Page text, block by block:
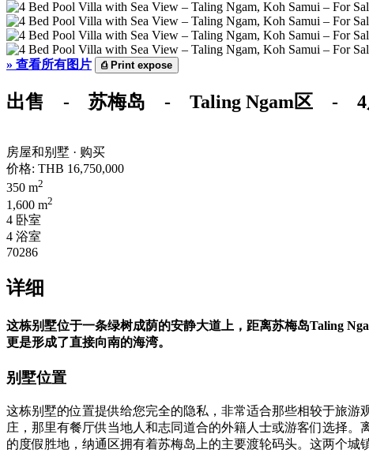
» 查看所有图片 ⎙Print expose
出售 - 苏梅岛 - Taling Ngam区 - 4
房屋和别墅 · 购买
价格: THB 16,750,000
350 m2
1,600 m2
4 卧室
4 浴室
70286
详细
这栋别墅位于一条绿树成荫的安静大道上，距离苏梅岛Taling
更是形成了直接向南的海湾。
别墅位置
这栋别墅的位置提供给您完全的隐私，非常适合那些相较于旅
庄，那里有餐厅供当地人和志同道合的外籍人士或游客们选择。
的度假胜地，纳通区拥有着苏梅岛上的主要渡轮码头。这两个城